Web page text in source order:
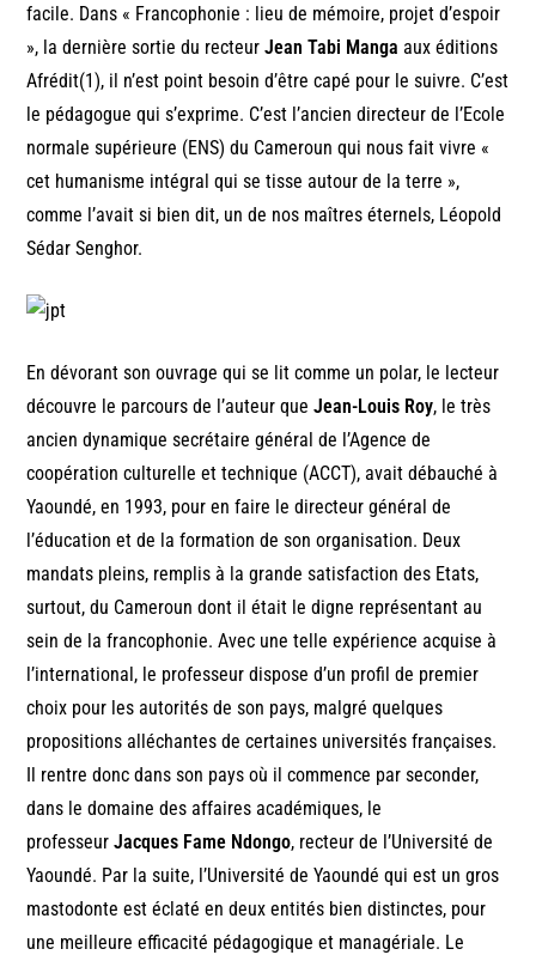
facile. Dans « Francophonie : lieu de mémoire, projet d’espoir
», la dernière sortie du recteurJean Tabi Manga aux éditions
Afrédit(1), il n’est point besoin d’être capé pour le suivre. C’est
le pédagogue qui s’exprime. C’est l’ancien directeur de l’Ecole
normale supérieure (ENS) du Cameroun qui nous fait vivre «
cet humanisme intégral qui se tisse autour de la terre »,
comme l’avait si bien dit, un de nos maîtres éternels, Léopold
Sédar Senghor.
En dévorant son ouvrage qui se lit comme un polar, le lecteur
découvre le parcours de l’auteur queJean-Louis Roy, le très
ancien dynamique secrétaire général de l’Agence de
coopération culturelle et technique (ACCT), avait débauché à
Yaoundé, en 1993, pour en faire le directeur général de
l’éducation et de la formation de son organisation. Deux
mandats pleins, remplis à la grande satisfaction des Etats,
surtout, du Cameroun dont il était le digne représentant au
sein de la francophonie. Avec une telle expérience acquise à
l’international, le professeur dispose d’un profil de premier
choix pour les autorités de son pays, malgré quelques
propositions alléchantes de certaines universités françaises.
Il rentre donc dans son pays où il commence par seconder,
dans le domaine des affaires académiques, le
professeurJacques Fame Ndongo, recteur de l’Université de
Yaoundé. Par la suite, l’Université de Yaoundé qui est un gros
mastodonte est éclaté en deux entités bien distinctes, pour
une meilleure efficacité pédagogique et managériale. Le